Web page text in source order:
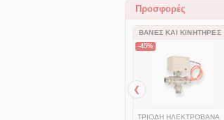
Προσφορές
❮
ΒΆΝΕΣ ΚΑΙ ΚΙΝΗΤΉΡΕΣ
-45%
ΤΡΙΟΔΗ ΗΛΕΚΤΡΟΒΑΝΑ